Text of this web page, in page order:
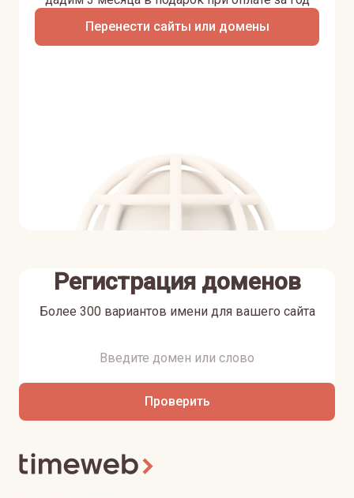
Перенести сайты или домены
Регистрация доменов
Более 300 вариантов имени для вашего сайта
Проверить